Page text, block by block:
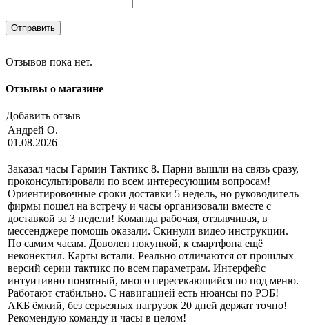
Отправить
Отзывов пока нет.
Отзывы о магазине
Добавить отзыв
Андрей О.
01.08.2026
Заказал часы Гармин Тактикс 8. Парни вышли на связь сразу,
проконсультировали по всем интересующим вопросам!
Ориентировочные сроки доставки 5 недель, но руководитель
фирмы пошел на встречу и часы организовали вместе с
доставкой за 3 недели! Команда рабочая, отзывчивая, в
мессенджере помощь оказали. Скинули видео инструкции.
По самим часам. Доволен покупкой, к смартфона ещё
неконектил. Карты встали. Реально отличаются от прошлых
версий серии тактикс по всем параметрам. Интерфейс
интуитивно понятный, много пересекающийся по под меню.
Работают стабильно. С навигацией есть нюансы по РЭБ!
АКБ ёмкий, без серьезных нагрузок 20 дней держат точно!
Рекомендую команду и часы в целом!